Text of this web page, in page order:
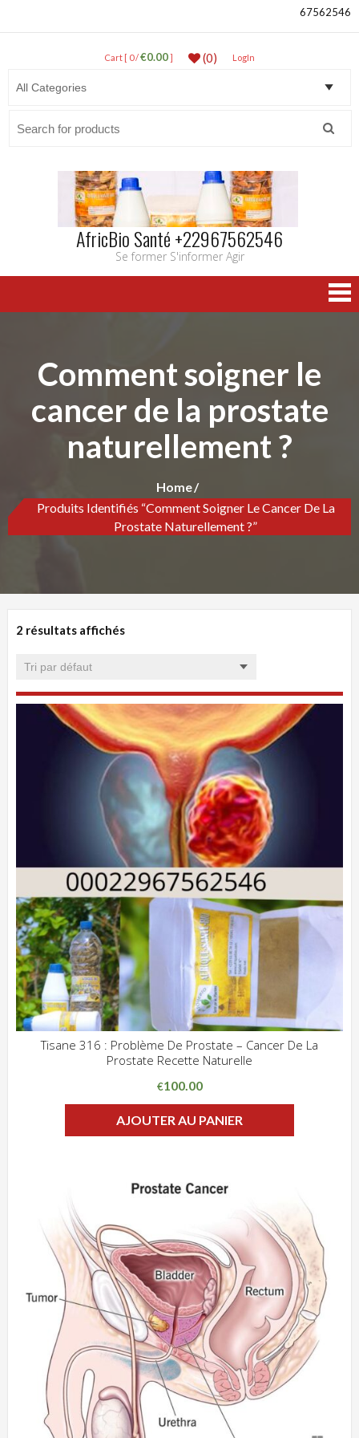
67562546
Cart [ 0 /€0.00] (0) LogIn
AfricBio Santé +22967562546
Se former S'informer Agir
Comment soigner le
cancer de la prostate
naturellement ?
Home
Produits Identifiés “Comment Soigner Le Cancer De La
Prostate Naturellement ?”
2 résultats affichés
Tisane 316 : Problème De Prostate – Cancer De La
Prostate Recette Naturelle
€100.00
AJOUTER AU PANIER